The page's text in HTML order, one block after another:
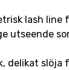
lash line
delikat